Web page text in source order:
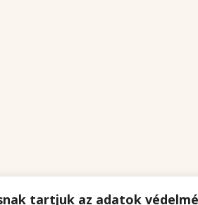
tartjuk az adatok